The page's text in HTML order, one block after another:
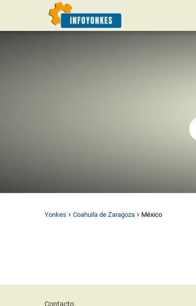
Yonkes Coahuila de Zaragoza México
Contacto